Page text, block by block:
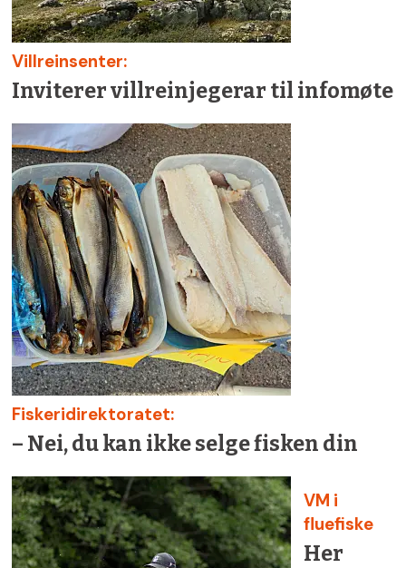
Villreinsenter:
Inviterer villreinjegerar til infomøte
Fiskeridirektoratet:
– Nei, du kan ikke selge fisken din
VM i
fluefiske
Her